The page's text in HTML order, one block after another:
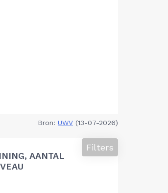
Bron: UWV (13-07-2026)
AANTAL
Filters